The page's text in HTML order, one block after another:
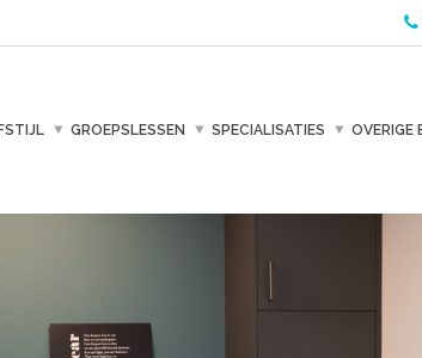
GROEPSLESSEN SPECIALISATIES OVERIGE